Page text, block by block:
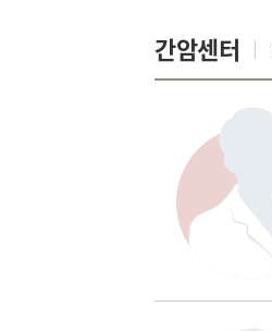
간암센터